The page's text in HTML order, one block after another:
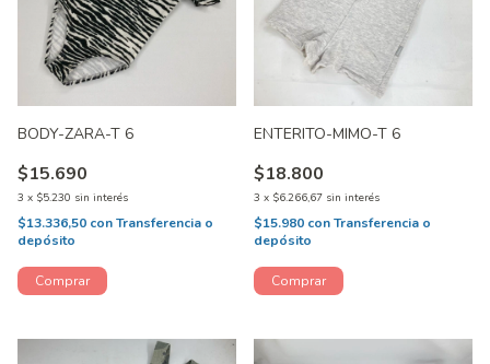
BODY-ZARA-T 6
$15.690
3 x $5.230 sin interés
$13.336,50 conTransferencia o
depósito
ENTERITO-MIMO-T 6
$18.800
3 x $6.266,67 sin interés
$15.980 conTransferencia o
depósito